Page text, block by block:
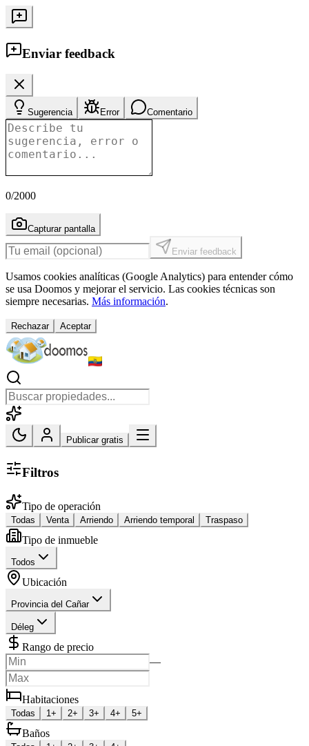
Enviar feedback
Sugerencia Error Comentario
0/2000
Capturar pantalla
Enviar feedback
Usamos cookies analíticas (Google Analytics) para entender cómo
se usa Doomos y mejorar el servicio. Las cookies técnicas son
siempre necesarias. Más información.
Rechazar Aceptar
Publicar gratis
Filtros
Tipo de operación
Todas Venta Arriendo Arriendo temporal Traspaso
Tipo de inmueble
Todos
Ubicación
Provincia del Cañar
Déleg
Rango de precio
—
Habitaciones
Todas 1+ 2+ 3+ 4+ 5+
Baños